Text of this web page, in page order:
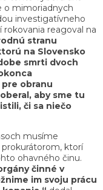
o mimoriadnych
investigatívneho
rokovania reagoval na
stranu
na Slovensko
smrti dvoch
pre obranu
aby sme tu
či sa niečo
musíme
ktorí
ohavného činu.
činné v
im svoju prácu